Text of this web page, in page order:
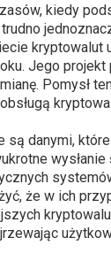
kiedy
kryptowalut
Jego
Pomysł
są danymi,
że w ich